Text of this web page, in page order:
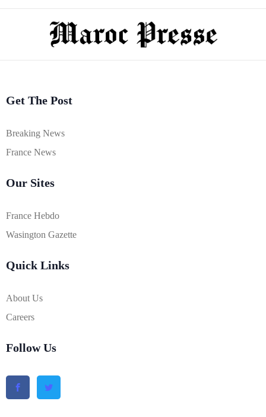
Get The Post
Breaking News
France News
Our Sites
France Hebdo
Wasington Gazette
Quick Links
About Us
Careers
Follow Us